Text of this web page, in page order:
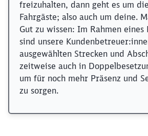
freizuhalten, dann geht es um
Fahrgäste; also auch um deine.
Gut zu wissen: Im Rahmen
sind unsere
ausgewählten Strecken und
zeitweise auch in
um für noch mehr Präsenz und
zu sorgen.